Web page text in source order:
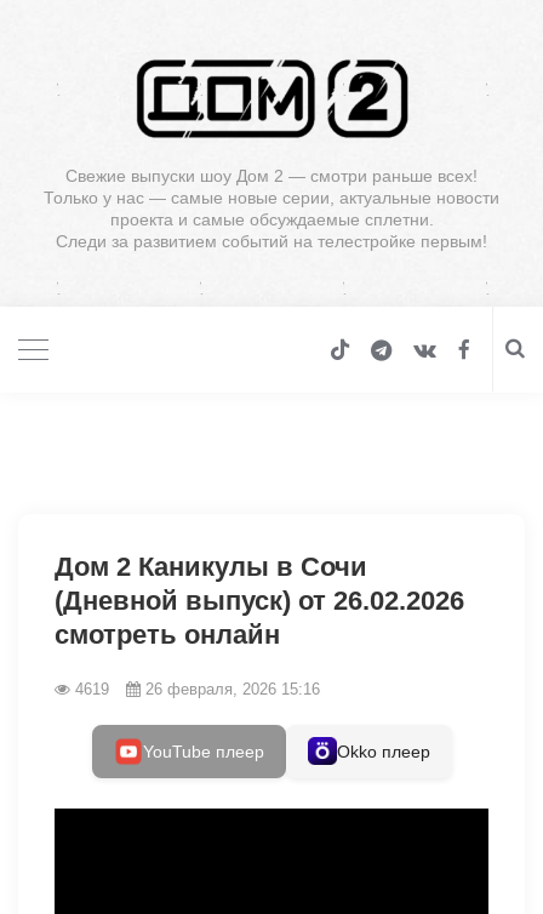
Свежие выпуски шоу Дом 2 — смотри раньше всех!
Только у нас — самые новые серии, актуальные новости
проекта и самые обсуждаемые сплетни.
Следи за развитием событий на телестройке первым!
Дом 2 Каникулы в Сочи
(Дневной выпуск) от 26.02.2026
смотреть онлайн
4619 26 февраля, 2026 15:16
YouTube плеер Okko плеер